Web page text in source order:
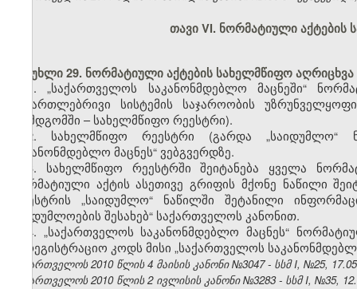
თავი VI. ნორმატიული აქტების
მუხლი 29. ნორმატიული აქტების სახელმწიფო აღრიცხვა
1.„საქართველოს საკანონმდებლო მაცნეში“
სამართლებრივი სისტემის საჯაროობის
(შემდგომში – სახელმწიფო რეესტრი).
2. სახელმწიფო რეესტრი (გარდა „საიდუმლო“
საკანონმდებლო მაცნეს“ ვებგვერდზე.
3. სახელმწიფო რეესტრში შეიტანება ყველა
ნორმატიული აქტის ასეთივე გრიფის მქონე ნაწილი
რეესტრის „საიდუმლო“ ნაწილში შეტანილი
საიდუმლოების შესახებ“ საქართველოს კანონით.
4. „საქართველოს საკანონმდებლო მაცნეს“
სარეგისტრაციო კოდს მისი „საქართველოს
საქართველოს 2010 წლის 4 მაისის კანონი №3047 - სსმ I, №25,
საქართველოს 2010 წლის 2 ივლისის კანონი №3283 - სსმ I, №35,